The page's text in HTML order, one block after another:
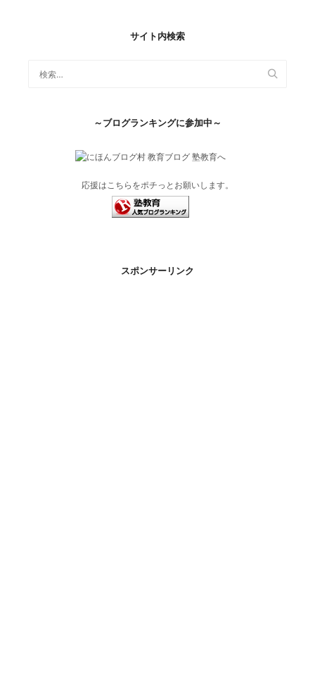
サイト内検索
～ブログランキングに参加中～
応援はこちらをポチっとお願いします。
スポンサーリンク